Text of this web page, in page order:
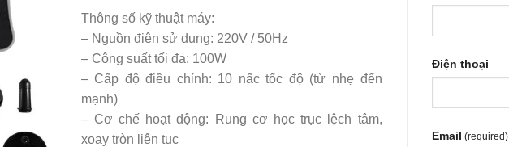
Điện thoại
Email (required)
Thông số kỹ thuật máy:
– Nguồn điện sử dụng: 220V / 50Hz
– Công suất tối đa: 100W
– Cấp độ điều chỉnh: 10 nấc tốc độ (từ nhẹ đến
mạnh)
– Cơ chế hoạt động: Rung cơ học trục lệch tâm,
xoay tròn liên tục